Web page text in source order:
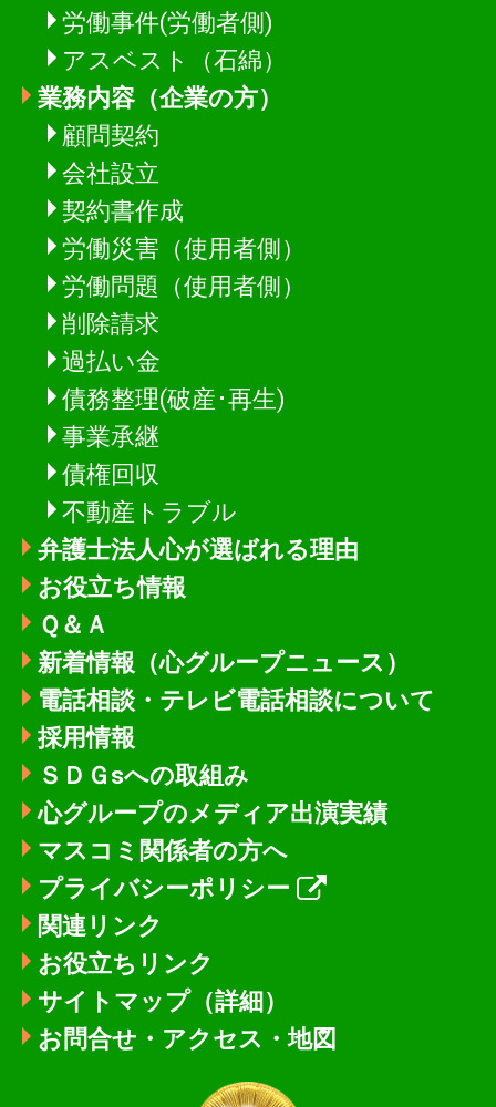
労働事件(労働者側)
アスベスト（石綿）
業務内容（企業の方）
顧問契約
会社設立
契約書作成
労働災害（使用者側）
労働問題（使用者側）
削除請求
過払い金
債務整理(破産･再生)
事業承継
債権回収
不動産トラブル
弁護士法人心が選ばれる理由
お役立ち情報
Ｑ＆Ａ
新着情報 （心グループニュース）
電話相談・テレビ電話相談について
採用情報
ＳＤＧsへの取組み
心グループのメディア出演実績
マスコミ関係者の方へ
プライバシーポリシー
関連リンク
お役立ちリンク
サイトマップ（詳細）
お問合せ・アクセス・地図